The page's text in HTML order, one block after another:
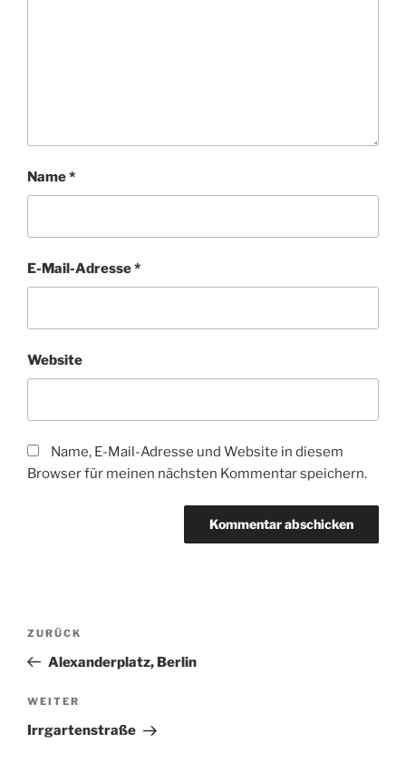
Name*
E-Mail-Adresse*
Website
Name, E-Mail-Adresse und Website in diesem
Browser für meinen nächsten Kommentar speichern.
Beitragsnavigation
Vorheriger
Beitrag
ZURÜCK
Alexanderplatz, Berlin
Nächster
Beitrag
WEITER
Irrgartenstraße